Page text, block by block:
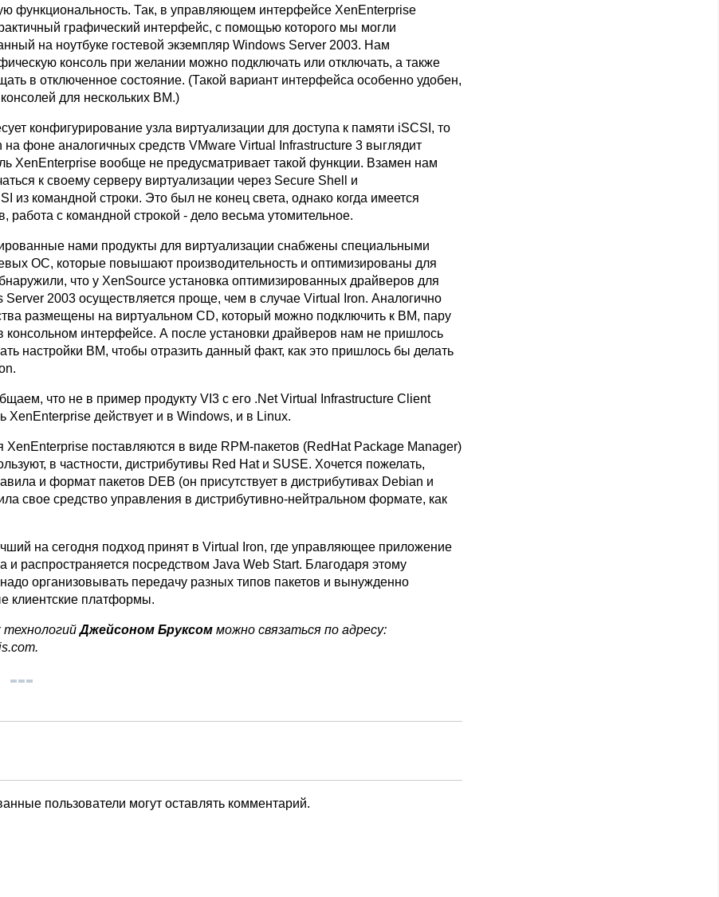
функциональность. Так, в управляющем интерфейсе XenEnterprise
графический интерфейс, с помощью которого мы могли
на ноутбуке гостевой экземпляр Windows Server 2003. Нам
консоль при желании можно подключать или отключать, а также
в отключенное состояние. (Такой вариант интерфейса особенно удобен,
консолей для нескольких ВМ.)
конфигурирование узла виртуализации для доступа к памяти iSCSI, то
фоне аналогичных средств VMware Virtual Infrastructure 3 выглядит
XenEnterprise вообще не предусматривает такой функции. Взамен нам
к своему серверу виртуализации через Secure Shell и
из командной строки. Это был не конец света, однако когда имеется
работа с командной строкой - дело весьма утомительное.
нами продукты для виртуализации снабжены специальными
ОС, которые повышают производительность и оптимизированы для
что у XenSource установка оптимизированных драйверов для
Server 2003 осуществляется проще, чем в случае Virtual Iron. Аналогично
размещены на виртуальном CD, который можно подключить к ВМ, пару
интерфейсе. А после установки драйверов нам не пришлось
настройки ВМ, чтобы отразить данный факт, как это пришлось бы делать
что не в пример продукту VI3 с его .Net Virtual Infrastructure Client
XenEnterprise действует и в Windows, и в Linux.
XenEnterprise поставляются в виде RPM-пакетов (RedHat Package Manager)
в частности, дистрибутивы Red Hat и SUSE. Хочется пожелать,
и формат пакетов DEB (он присутствует в дистрибутивах Debian и
свое средство управления в дистрибутивно-нейтральном формате, как
на сегодня подход принят в Virtual Iron, где управляющее приложение
и распространяется посредством Java Web Start. Благодаря этому
организовывать передачу разных типов пакетов и вынужденно
клиентские платформы.
Джейсоном Бруксом можно связаться по адресу:
пользователи могут оставлять комментарий.